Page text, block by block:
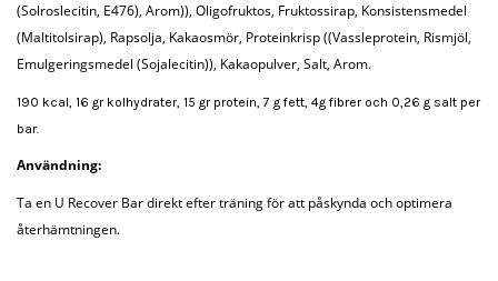
(Solroslecitin, E476), Arom)), Oligofruktos, Fruktossirap, Konsistensmedel
(Maltitolsirap), Rapsolja, Kakaosmör, Proteinkrisp ((Vassleprotein, Rismjöl,
Emulgeringsmedel (Sojalecitin)), Kakaopulver, Salt, Arom.
190 kcal, 16 gr kolhydrater, 15 gr protein, 7 g fett, 4g fibrer och 0,26 g salt per
bar.
Användning:
Ta en U Recover Bar direkt efter träning för att påskynda och optimera
återhämtningen.